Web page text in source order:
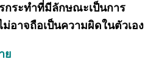
กระทำที่มีลักษณะเป็นการ
อาจถือเป็นความผิดในตัวเอง
ย